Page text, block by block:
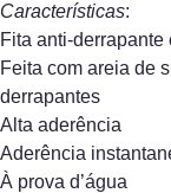
Características:
Fita anti-derrapante
Feita com areia de
derrapantes
Alta aderência
Aderência
À prova d’água